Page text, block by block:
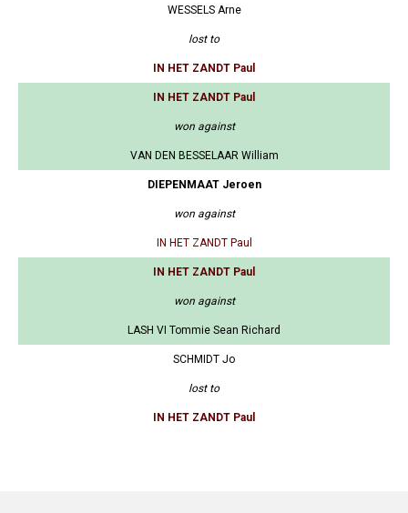
WESSELS Arne
lost to
IN HET ZANDT Paul
IN HET ZANDT Paul
won against
VAN DEN BESSELAAR William
DIEPENMAAT Jeroen
won against
IN HET ZANDT Paul
IN HET ZANDT Paul
won against
LASH VI Tommie Sean Richard
SCHMIDT Jo
lost to
IN HET ZANDT Paul